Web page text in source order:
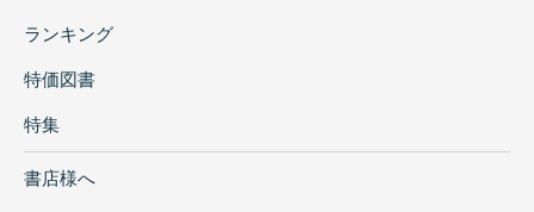
ランキング
特価図書
特集
書店様へ